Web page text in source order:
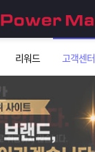
리워드 고객센터